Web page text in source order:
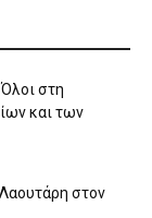
στη
και των
στον